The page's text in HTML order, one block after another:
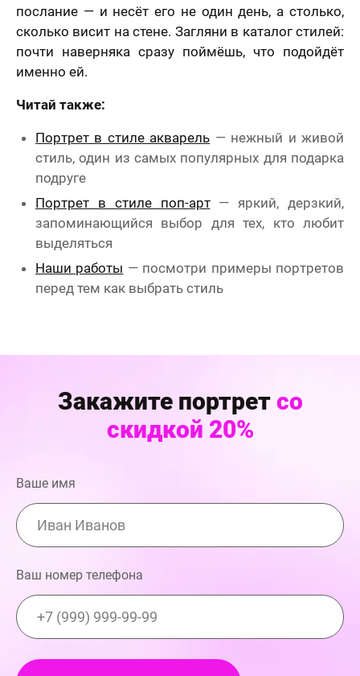
послание — и несёт его не один день, а столько,
сколько висит на стене. Загляни в каталог стилей:
почти наверняка сразу поймёшь, что подойдёт
именно ей.
Читай также:
Портрет в стиле акварель — нежный и живой
стиль, один из самых популярных для подарка
подруге
Портрет в стиле поп-арт— яркий, дерзкий,
запоминающийся выбор для тех, кто любит
выделяться
Наши работы — посмотри примеры портретов
перед тем как выбрать стиль
Закажите портрет со
скидкой 20%
Ваше имя
Ваш номер телефона